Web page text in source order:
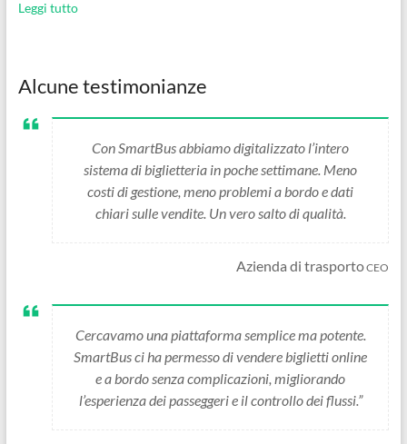
Leggi tutto
Alcune testimonianze
Con SmartBus abbiamo digitalizzato l’intero
sistema di biglietteria in poche settimane. Meno
costi di gestione, meno problemi a bordo e dati
chiari sulle vendite. Un vero salto di qualità.
Azienda di trasportoCEO
Cercavamo una piattaforma semplice ma potente.
SmartBus ci ha permesso di vendere biglietti online
e a bordo senza complicazioni, migliorando
l’esperienza dei passeggeri e il controllo dei flussi.”